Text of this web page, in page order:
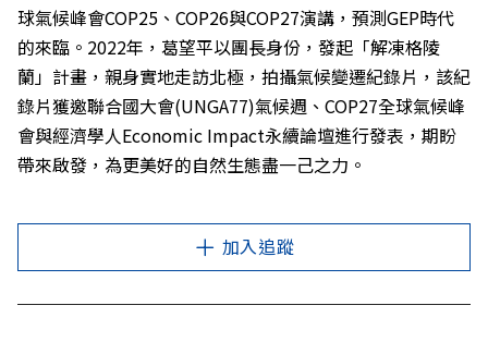
球氣候峰會COP25、COP26與COP27演講，預測GEP時代
的來臨。2022年，葛望平以團長身份，發起「解凍格陵
蘭」計畫，親身實地走訪北極，拍攝氣候變遷紀錄片，該紀
錄片獲邀聯合國大會(UNGA77)氣候週、COP27全球氣候峰
會與經濟學人Economic Impact永續論壇進行發表，期盼
帶來啟發，為更美好的自然生態盡一己之力。
加入追蹤